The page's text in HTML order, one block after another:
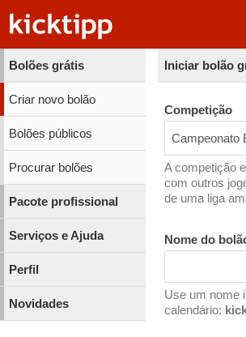
Bolões grátis
Criar novo bolão
Bolões públicos
Procurar bolões
Pacote profissional
Serviços e Ajuda
Perfil
Novidades
Iniciar bolão
Competição
Campeonato
A competição
com outros
de uma liga
Nome do
Use um nome
calendário: